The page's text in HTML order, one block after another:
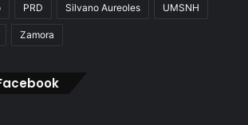
PRD Silvano Aureoles UMSNH
Zamora